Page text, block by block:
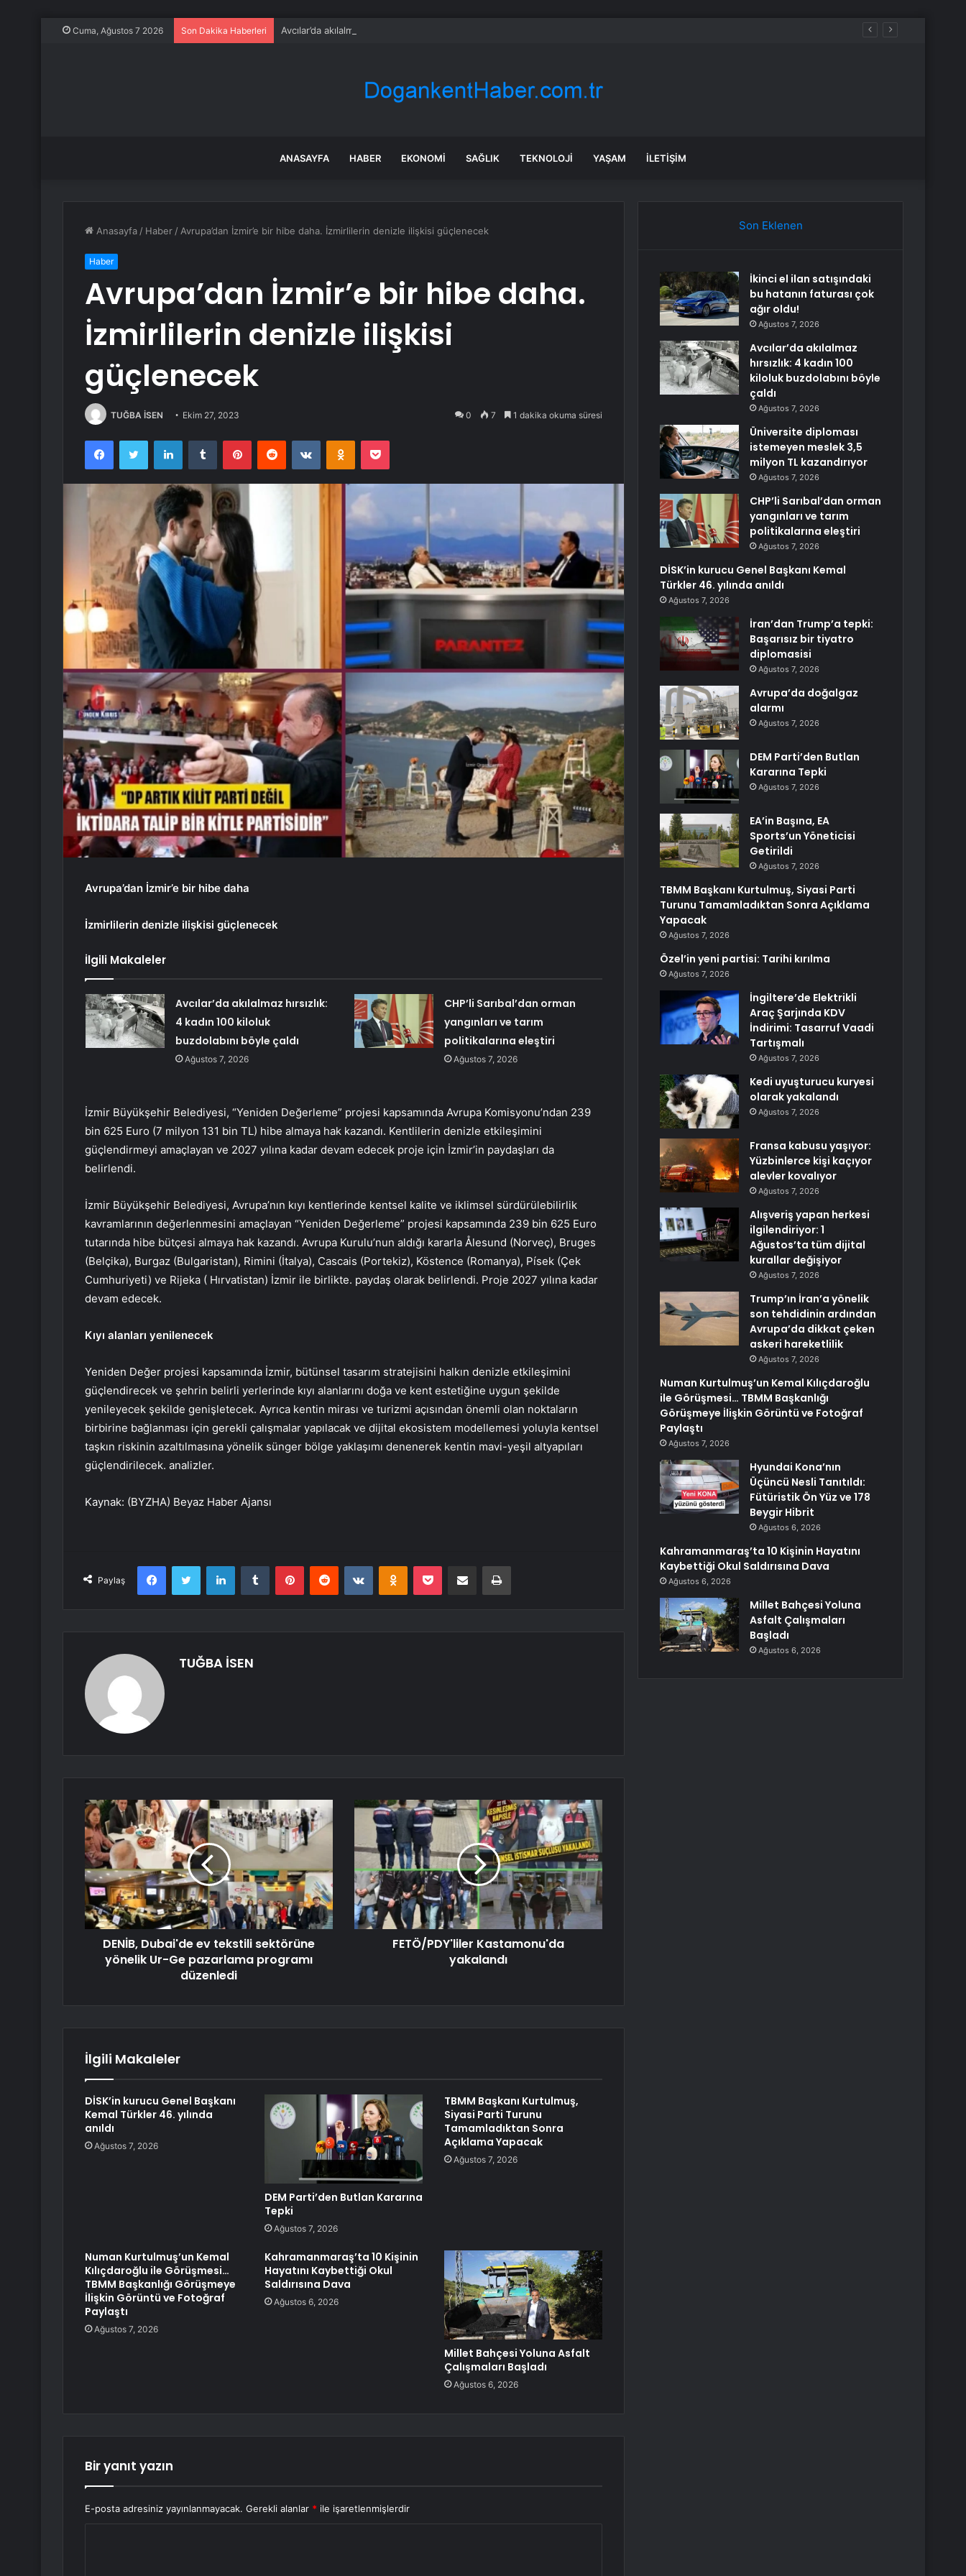
Cuma, Ağustos 7 2026 Son Dakika Haberleri Avcılar’da akılalmaz hırsızlık: 4 kadın 100 kiloluk buzdolabını böyle çaldı
ANASAYFA HABER EKONOMI SAĞLIK TEKNOLOJI YAŞAM İLETIŞIM
Anasayfa / Haber / Avrupa’dan İzmir’e bir hibe daha. İzmirlilerin denizle ilişkisi güçlenecek
Haber
Avrupa’dan İzmir’e bir hibe daha.
İzmirlilerin denizle ilişkisi
güçlenecek
TUĞBA İSEN Ekim 27, 2023 0 7 1 dakika okuma süresi
FacebookTwitter LinkedInTumblr PinterestReddit VKontakteOdnoklassniki
Pocket
Avrupa’dan İzmir’e bir hibe daha
İzmirlilerin denizle ilişkisi güçlenecek
İlgili Makaleler
Avcılar’da akılalmaz hırsızlık:
4 kadın 100 kiloluk
buzdolabını böyle çaldı
Ağustos 7, 2026
CHP’li Sarıbal’dan orman
yangınları ve tarım
politikalarına eleştiri
Ağustos 7, 2026
İzmir Büyükşehir Belediyesi, “Yeniden Değerleme” projesi kapsamında Avrupa Komisyonu’ndan 239
bin 625 Euro (7 milyon 131 bin TL) hibe almaya hak kazandı. Kentlilerin denizle etkileşimini
güçlendirmeyi amaçlayan ve 2027 yılına kadar devam edecek proje için İzmir’in paydaşları da
belirlendi.
İzmir Büyükşehir Belediyesi, Avrupa’nın kıyı kentlerinde kentsel kalite ve iklimsel sürdürülebilirlik
kavramlarının değerlenmesini amaçlayan “Yeniden Değerleme” projesi kapsamında 239 bin 625 Euro
tutarında hibe bütçesi almaya hak kazandı. Avrupa Kurulu’nun aldığı kararla Ålesund (Norveç), Bruges
(Belçika), Burgaz (Bulgaristan), Rimini (İtalya), Cascais (Portekiz), Köstence (Romanya), Písek (Çek
Cumhuriyeti) ve Rijeka ( Hırvatistan) İzmir ile birlikte. paydaş olarak belirlendi. Proje 2027 yılına kadar
devam edecek.
Kıyı alanları yenilenecek
Yeniden Değer projesi kapsamında İzmir, bütünsel tasarım stratejisini halkın denizle etkileşimini
güçlendirecek ve şehrin belirli yerlerinde kıyı alanlarını doğa ve kent estetiğine uygun şekilde
yenileyecek şekilde genişletecek. Ayrıca kentin mirası ve turizmi açısından önemli olan noktaların
birbirine bağlanması için gerekli çalışmalar yapılacak ve dijital ekosistem modellemesi yoluyla kentsel
taşkın riskinin azaltılmasına yönelik sünger bölge yaklaşımı denenerek kentin mavi-yeşil altyapıları
güçlendirilecek. analizler.
Kaynak: (BYZHA) Beyaz Haber Ajansı
Paylaş
FacebookTwitter LinkedInTumblr PinterestReddit VKontakteOdnoklassniki
Pocket E-Posta ile paylaş Yazdır
TUĞBA İSEN
DENİB, Dubai'de ev tekstili sektörüne
yönelik Ur-Ge pazarlama programı
düzenledi
FETÖ/PDY'liler Kastamonu'da
yakalandı
İlgili Makaleler
DİSK’in kurucu Genel Başkanı
Kemal Türkler 46. yılında
anıldı
Ağustos 7, 2026
DEM Parti’den Butlan Kararına
Tepki
Ağustos 7, 2026
TBMM Başkanı Kurtulmuş,
Siyasi Parti Turunu
Tamamladıktan Sonra
Açıklama Yapacak
Ağustos 7, 2026
Numan Kurtulmuş’un Kemal
Kılıçdaroğlu ile Görüşmesi…
TBMM Başkanlığı Görüşmeye
İlişkin Görüntü ve Fotoğraf
Paylaştı
Ağustos 7, 2026
Kahramanmaraş’ta 10 Kişinin
Hayatını Kaybettiği Okul
Saldırısına Dava
Ağustos 6, 2026
Millet Bahçesi Yoluna Asfalt
Çalışmaları Başladı
Ağustos 6, 2026
Bir yanıt yazın
E-posta adresiniz yayınlanmayacak. Gerekli alanlar * ile işaretlenmişlerdir
Son Eklenen
İkinci el ilan satışındaki
bu hatanın faturası çok
ağır oldu!
Ağustos 7, 2026
Avcılar’da akılalmaz
hırsızlık: 4 kadın 100
kiloluk buzdolabını böyle
çaldı
Ağustos 7, 2026
Üniversite diploması
istemeyen meslek 3,5
milyon TL kazandırıyor
Ağustos 7, 2026
CHP’li Sarıbal’dan orman
yangınları ve tarım
politikalarına eleştiri
Ağustos 7, 2026
DİSK’in kurucu Genel Başkanı Kemal
Türkler 46. yılında anıldı
Ağustos 7, 2026
İran’dan Trump’a tepki:
Başarısız bir tiyatro
diplomasisi
Ağustos 7, 2026
Avrupa’da doğalgaz
alarmı
Ağustos 7, 2026
DEM Parti’den Butlan
Kararına Tepki
Ağustos 7, 2026
EA’in Başına, EA
Sports’un Yöneticisi
Getirildi
Ağustos 7, 2026
TBMM Başkanı Kurtulmuş, Siyasi Parti
Turunu Tamamladıktan Sonra Açıklama
Yapacak
Ağustos 7, 2026
Özel’in yeni partisi: Tarihi kırılma
Ağustos 7, 2026
İngiltere’de Elektrikli
Araç Şarjında KDV
İndirimi: Tasarruf Vaadi
Tartışmalı
Ağustos 7, 2026
Kedi uyuşturucu kuryesi
olarak yakalandı
Ağustos 7, 2026
Fransa kabusu yaşıyor:
Yüzbinlerce kişi kaçıyor
alevler kovalıyor
Ağustos 7, 2026
Alışveriş yapan herkesi
ilgilendiriyor: 1
Ağustos’ta tüm dijital
kurallar değişiyor
Ağustos 7, 2026
Trump’ın İran’a yönelik
son tehdidinin ardından
Avrupa’da dikkat çeken
askeri hareketlilik
Ağustos 7, 2026
Numan Kurtulmuş’un Kemal Kılıçdaroğlu
ile Görüşmesi… TBMM Başkanlığı
Görüşmeye İlişkin Görüntü ve Fotoğraf
Paylaştı
Ağustos 7, 2026
Hyundai Kona’nın
Üçüncü Nesli Tanıtıldı:
Fütüristik Ön Yüz ve 178
Beygir Hibrit
Ağustos 6, 2026
Kahramanmaraş’ta 10 Kişinin Hayatını
Kaybettiği Okul Saldırısına Dava
Ağustos 6, 2026
Millet Bahçesi Yoluna
Asfalt Çalışmaları
Başladı
Ağustos 6, 2026